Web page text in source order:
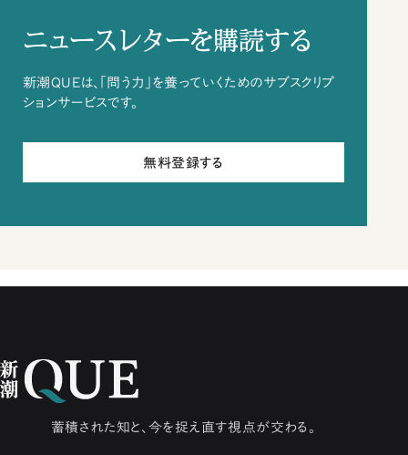
ニュースレターを購読する
新潮QUEは、「問う力」を養っていくためのサブスクリプ
ションサービスです。
無料登録する
蓄積された知と、今を捉え直す視点が交わる。